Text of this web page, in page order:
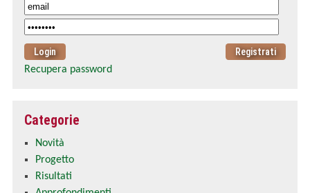
Recupera password
Categorie
Novità
Progetto
Risultati